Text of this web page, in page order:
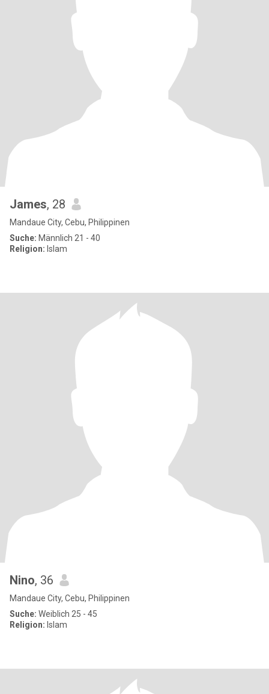
James, 28
Mandaue City, Cebu, Philippinen
Suche: Männlich 21 - 40
Religion: Islam
Nino, 36
Mandaue City, Cebu, Philippinen
Suche: Weiblich 25 - 45
Religion: Islam